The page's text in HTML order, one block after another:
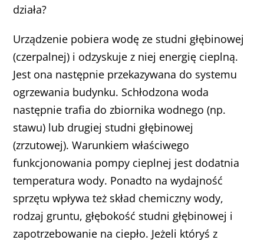
działa?
Urządzenie pobiera wodę ze studni głębinowej
(czerpalnej) i odzyskuje z niej energię cieplną.
Jest ona następnie przekazywana do systemu
ogrzewania budynku. Schłodzona woda
następnie trafia do zbiornika wodnego (np.
stawu) lub drugiej studni głębinowej
(zrzutowej). Warunkiem właściwego
funkcjonowania pompy cieplnej jest dodatnia
temperatura wody. Ponadto na wydajność
sprzętu wpływa też skład chemiczny wody,
rodzaj gruntu, głębokość studni głębinowej i
zapotrzebowanie na ciepło. Jeżeli któryś z